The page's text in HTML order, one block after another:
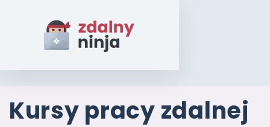
Kursy pracy zdalnej